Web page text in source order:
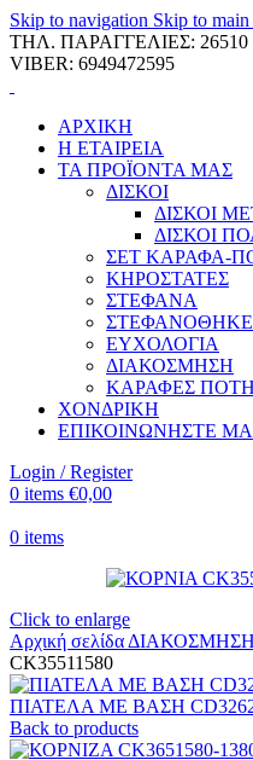
Skip to navigation Skip to
ΤΗΛ. ΠΑΡΑΓΓΕΛΙΕΣ:
VIBER: 6949472595
ΑΡΧΙΚΗ
Η ΕΤΑΙΡΕΙΑ
ΤΑ ΠΡΟΪΟΝΤΑ ΜΑΣ
ΔΙΣΚΟΙ
ΔΙΣΚΟΙ
ΔΙΣΚΟΙ
ΣΕΤ ΚΑΡΑΦΑ-
ΚΗΡΟΣΤΑΤΕΣ
ΣΤΕΦΑΝΑ
ΕΥΧΟΛΟΓΙΑ
ΔΙΑΚΟΣΜΗΣΗ
ΚΑΡΑΦΕΣ
ΧΟΝΔΡΙΚΗ
ΕΠΙΚΟΙΝΩΝΗΣΤΕ
Login / Register
0 items €0,00
0 items
Click to enlarge
Αρχική σελίδα ΔΙΑΚΟΣΜΗΣΗ
CK35511580
ΠΙΑΤΕΛΑ ΜΕ ΒΑΣΗ
Back to products